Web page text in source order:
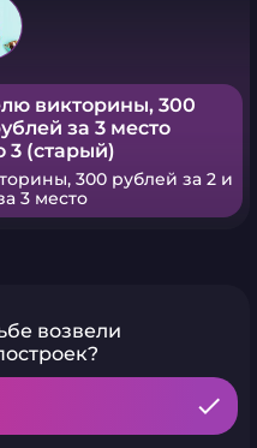
викторины, 300
за 3 место
3 (старый)
300 рублей за 2 и
3 место
возвели